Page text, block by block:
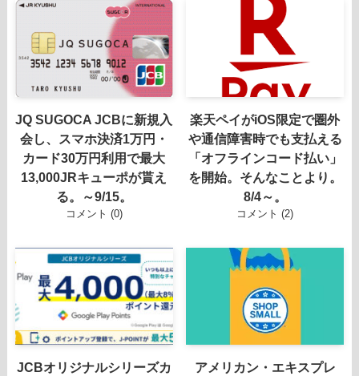
JQ SUGOCA JCBに新規入
会し、スマホ決済1万円・
カード30万円利用で最大
13,000JRキューポが貰え
る。～9/15。
コメント (0)
楽天ペイがiOS限定で圏外
や通信障害時でも支払える
「オフラインコード払い」
を開始。そんなことより。
8/4～。
コメント (2)
JCBオリジナルシリーズカ
アメリカン・エキスプレ